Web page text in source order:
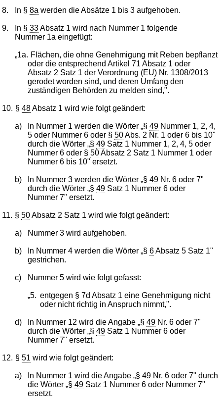
8. In §8a werden die Absätze 1 bis 3 aufgehoben.
9. In §33Absatz 1 wird nach Nummer 1 folgende
Nummer 1a eingefügt:
„1a. Flächen, die ohne Genehmigung mit Reben bepflanzt
oder die entsprechend Artikel 71 Absatz 1 oder
Absatz 2 Satz 1 der Verordnung (EU) Nr. 1308/2013
gerodet worden sind, und deren Umfang den
zuständigen Behörden zu melden sind,".
10. §48Absatz 1 wird wie folgt geändert:
a) In Nummer 1 werden die Wörter „§ 49Nummer 1, 2, 4,
5 oder Nummer 6 oder § 50Abs. 2 Nr. 1 oder 6 bis 10"
durch die Wörter „§ 49Satz 1 Nummer 1, 2, 4, 5 oder
Nummer 6 oder § 50Absatz 2 Satz 1 Nummer 1 oder
Nummer 6 bis 10" ersetzt.
b) In Nummer 3 werden die Wörter „§ 49Nr. 6 oder 7"
durch die Wörter „§ 49Satz 1 Nummer 6 oder
Nummer 7" ersetzt.
11. §50Absatz 2 Satz 1 wird wie folgt geändert:
a) Nummer 3 wird aufgehoben.
b) In Nummer 4 werden die Wörter „§ 6Absatz 5 Satz 1"
gestrichen.
c) Nummer 5 wird wie folgt gefasst:
„5. entgegen § 7d Absatz 1 eine Genehmigung nicht
oder nicht richtig in Anspruch nimmt,".
d) In Nummer 12 wird die Angabe „§ 49Nr. 6 oder 7"
durch die Wörter „§ 49Satz 1 Nummer 6 oder
Nummer 7" ersetzt.
12. §51 wird wie folgt geändert:
a) In Nummer 1 wird die Angabe „§ 49Nr. 6 oder 7" durch
die Wörter „§ 49Satz 1 Nummer 6 oder Nummer 7"
ersetzt.